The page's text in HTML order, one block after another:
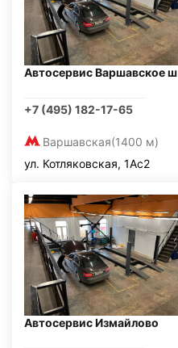
Автосервис Варшавское ш
+7 (495) 182-17-65
Варшавская(1400 м)
ул. Котляковская, 1Ас2
Автосервис Измайлово